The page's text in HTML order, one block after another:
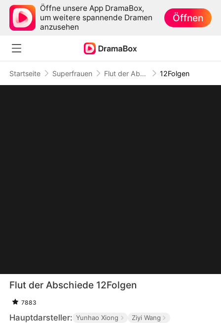
Öffne unsere App DramaBox,
um weitere spannende Dramen
anzusehen
Öffnen
Startseite Superfrauen Flut der Abschiede 12Folgen
Flut der Abschiede 12Folgen
7883
Hauptdarsteller: Yunhao Xiong Ziyi Wang